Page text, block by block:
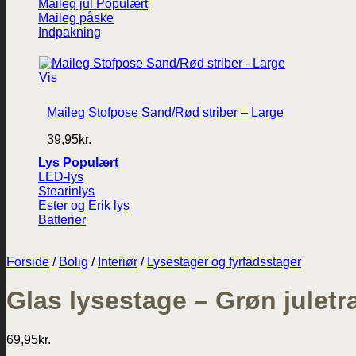
Maileg jul
Maileg påske
Indpakning
Vis
Maileg Stofpose Sand/Rød striber – Large
39,95kr.
Lys
LED-lys
Stearinlys
Ester og Erik lys
Batterier
Forside / Bolig / Interiør / Lysestager og fyrfadsstager
Glas lysestage – Grøn
69,95kr.